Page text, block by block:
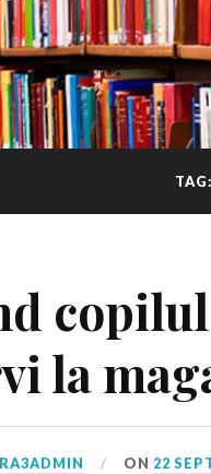
TAG:
la
ON 22